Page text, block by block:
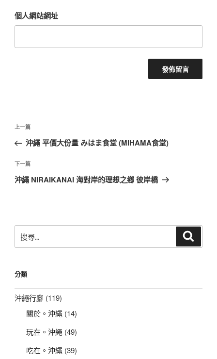
個人網站網址
文
導
覽
上
一
文
章
上一篇
沖繩 平價大份量 みはま食堂 (MIHAMA食堂)
下
一
下一篇
沖繩 NIRAIKANAI 海對岸的理想之鄉 彼岸橋
尋
字:
分類
沖繩行腳 (119)
關於。沖繩 (14)
玩在。沖繩 (49)
吃在。沖繩 (39)